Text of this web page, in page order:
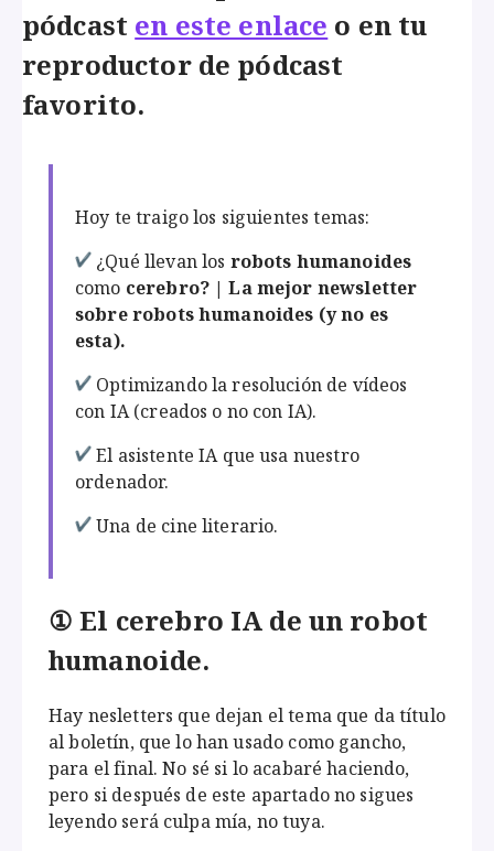
pódcast en este enlace o en tu
reproductor de pódcast
favorito.
Hoy te traigo los siguientes temas:
¿Qué llevan los robots humanoides
como cerebro? | La mejor newsletter
sobre robots humanoides (y no es
esta).
Optimizando la resolución de vídeos
con IA (creados o no con IA).
El asistente IA que usa nuestro
ordenador.
Una de cine literario.
① El cerebro IA de un robot
humanoide.
Hay nesletters que dejan el tema que da título
al boletín, que lo han usado como gancho,
para el final. No sé si lo acabaré haciendo,
pero si después de este apartado no sigues
leyendo será culpa mía, no tuya.